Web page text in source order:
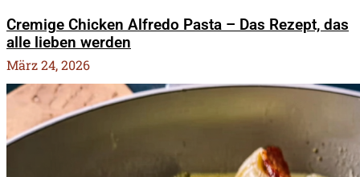
Cremige Chicken Alfredo Pasta – Das Rezept, das
alle lieben werden
März 24, 2026